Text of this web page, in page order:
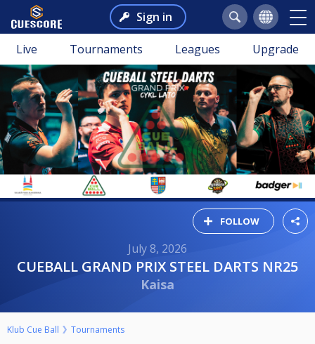
Sign in
Live Tournaments Leagues Upgrade
FOLLOW
July 8, 2026
CUEBALL GRAND PRIX STEEL DARTS NR25
Kaisa
Klub Cue Ball Tournaments